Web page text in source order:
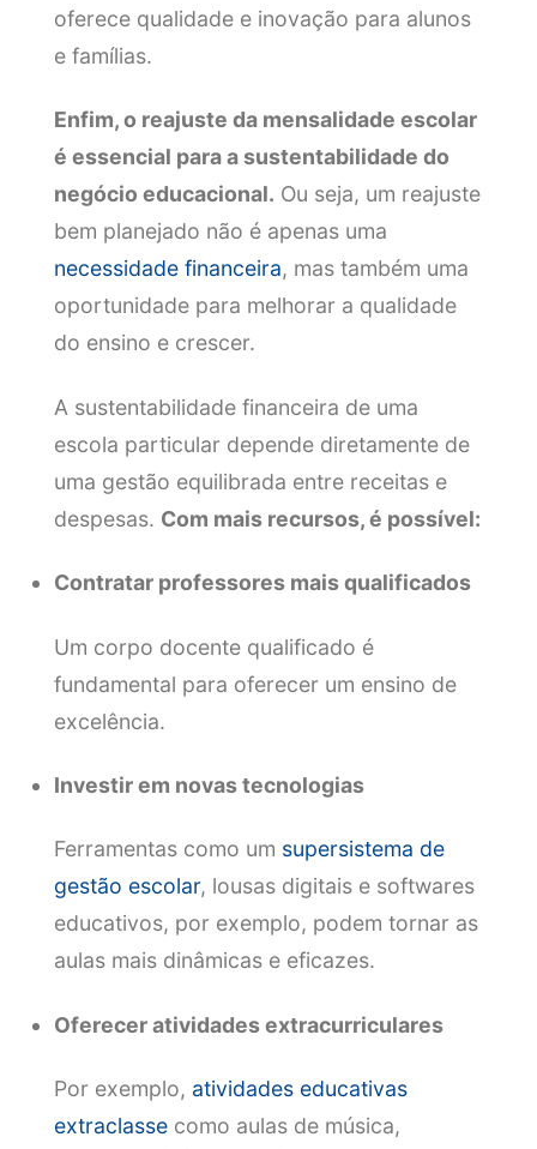
oferece qualidade e inovação para alunos
e famílias.
Enfim, o reajuste da mensalidade escolar
é essencial para a sustentabilidade do
negócio educacional. Ou seja, um reajuste
bem planejado não é apenas uma
necessidade financeira, mas também uma
oportunidade para melhorar a qualidade
do ensino e crescer.
A sustentabilidade financeira de uma
escola particular depende diretamente de
uma gestão equilibrada entre receitas e
despesas. Com mais recursos, é possível:
Contratar professores mais qualificados
Um corpo docente qualificado é
fundamental para oferecer um ensino de
excelência.
Investir em novas tecnologias
Ferramentas como um supersistema de
gestão escolar, lousas digitais e softwares
educativos, por exemplo, podem tornar as
aulas mais dinâmicas e eficazes.
Oferecer atividades extracurriculares
Por exemplo, atividades educativas
extraclassecomo aulas de música,